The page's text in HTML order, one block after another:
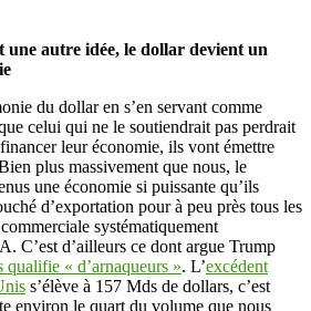
une autre idée, le dollar devient un
du dollar en s’en servant comme
celui qui ne le soutiendrait pas perdrait
leur économie, ils vont émettre
plus massivement que nous, le
une économie si puissante qu’ils
d’exportation pour à peu près tous les
systématiquement
C’est d’ailleurs ce dont argue Trump
qualifie « d’arnaqueurs ». L’excédent
s’élève à 157 Mds de dollars, c’est
environ le quart du volume que nous